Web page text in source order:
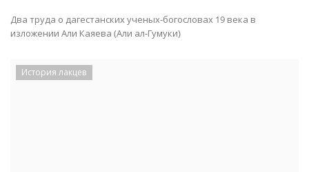
Два труда о дагестанских ученых-богословах 19 века в
изложении Али Каяева (Али ал-Гумуки)
История лакцев